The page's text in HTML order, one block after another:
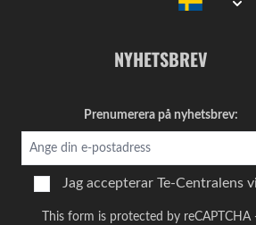
NYHETSBREV
Prenumerera på nyhetsbrev:
Jag accepterar Te-Centralens
This form is protected by reCAPTCHA